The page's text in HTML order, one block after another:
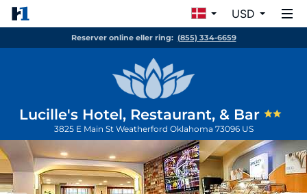
USD
Reserver online eller ring: (855) 334-6659
Lucille's Hotel, Restaurant, & Bar
3825 E Main St Weatherford Oklahoma 73096 US